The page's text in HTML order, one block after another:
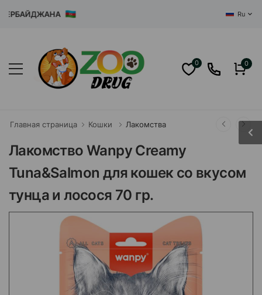
Ru
0 0
Главная страница Кошки Лакомства
Лакомство Wanpy Creamy
Tuna&Salmon для кошек со вкусом
тунца и лосося 70 гр.